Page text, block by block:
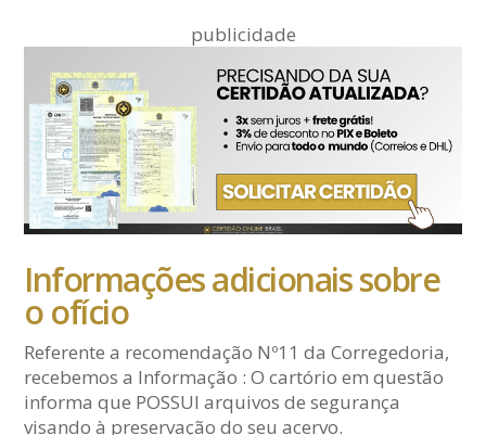
publicidade
Informações adicionais sobre
o ofício
Referente a recomendação Nº11 da Corregedoria,
recebemos a Informação : O cartório em questão
informa que POSSUI arquivos de segurança
visando à preservação do seu acervo.